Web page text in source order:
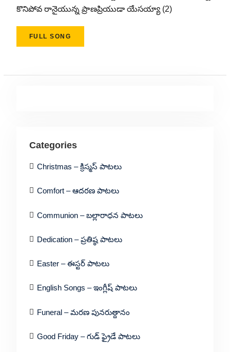
కొనిపోవ రానైయున్న ప్రాణప్రియుడా యేసయ్యా (2)
FULL SONG
Categories
Christmas – క్రిస్మస్ పాటలు
Comfort – ఆదరణ పాటలు
Communion – బల్లారాధన పాటలు
Dedication – ప్రతిష్ఠ పాటలు
Easter – ఈస్టర్ పాటలు
English Songs – ఇంగ్లీష్ పాటలు
Funeral – మరణ పునరుత్దానం
Good Friday – గుడ్ ఫ్రైడే పాటలు